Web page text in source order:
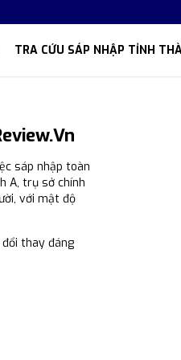
TRA CỨU SÁP NHẬP TỈNH
sáp nhập toàn
A, trụ sở chính
với mật độ
thay đáng